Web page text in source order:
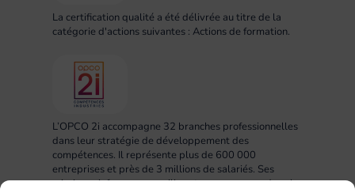
La certification qualité a été délivrée au titre de la
catégorie d'actions suivantes : Actions de formation.
L’OPCO 2i accompagne 32 branches professionnelles
dans leur stratégie de développement des
compétences. Il représente plus de 600 000
entreprises et près de 3 millions de salariés. Ses
missions : informer, conseiller et accompagner dans la